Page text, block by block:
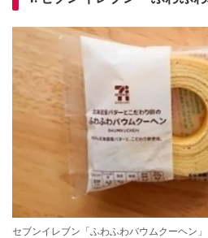
セブンイレブン「ふわふわバウムクーヘン」